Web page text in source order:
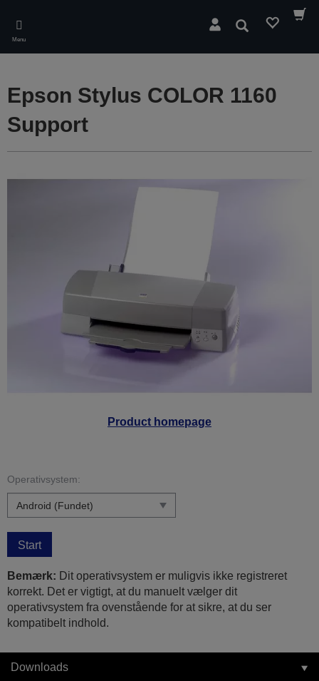
main
content
Menu
Søg
Product homepage
Epson Stylus COLOR 1160
Support
Operativsystem:
Start
Bemærk: Dit operativsystem er muligvis ikke registreret
korrekt. Det er vigtigt, at du manuelt vælger dit
operativsystem fra ovenstående for at sikre, at du ser
kompatibelt indhold.
Downloads